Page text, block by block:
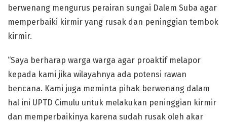
berwenang mengurus perairan sungai Dalem Suba agar
memperbaiki kirmir yang rusak dan peninggian tembok
kirmir.
“Saya berharap warga warga agar proaktif melapor
kepada kami jika wilayahnya ada potensi rawan
bencana. Kami juga meminta pihak berwenang dalam
hal ini UPTD Cimulu untuk melakukan peninggian kirmir
dan memperbaikinya karena sudah rusak oleh akar